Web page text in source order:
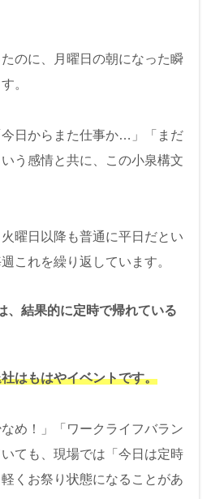
のに、月曜日の朝になった瞬
。
日からまた仕事か…」「まだ
う感情と共に、この小泉構文
曜日以降も普通に平日だとい
これを繰り返しています。
、結果的に定時で帰れている
はもはやイベントです。
め！」「ワークライフバラン
ても、現場では「今日は定時
くお祭り状態になることがあ